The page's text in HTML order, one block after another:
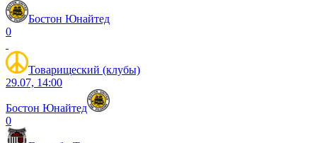
Бостон Юнайтед
0
Товарищеский (клубы)
29.07, 14:00
Бостон Юнайтед
0